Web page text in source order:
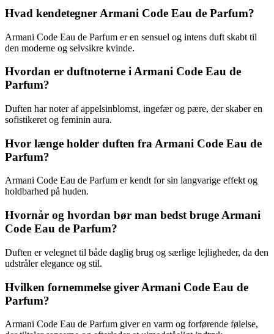
Hvad kendetegner Armani Code Eau de Parfum?
Armani Code Eau de Parfum er en sensuel og intens duft skabt til
den moderne og selvsikre kvinde.
Hvordan er duftnoterne i Armani Code Eau de
Parfum?
Duften har noter af appelsinblomst, ingefær og pære, der skaber en
sofistikeret og feminin aura.
Hvor længe holder duften fra Armani Code Eau de
Parfum?
Armani Code Eau de Parfum er kendt for sin langvarige effekt og
holdbarhed på huden.
Hvornår og hvordan bør man bedst bruge Armani
Code Eau de Parfum?
Duften er velegnet til både daglig brug og særlige lejligheder, da den
udstråler elegance og stil.
Hvilken fornemmelse giver Armani Code Eau de
Parfum?
Armani Code Eau de Parfum giver en varm og forførende følelse,